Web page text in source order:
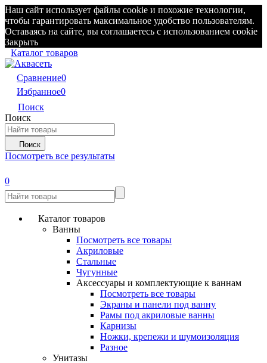
Наш сайт использует файлы cookie и похожие технологии,
чтобы гарантировать максимальное удобство пользователям.
Оставаясь на сайте, вы соглашаетесь с использованием cookie
Закрыть
Каталог товаров
Сравнение0
Избранное0
Поиск
Поиск
Поиск
Посмотреть все результаты
0
Каталог товаров
Ванны
Посмотреть все товары
Акриловые
Стальные
Чугунные
Аксессуары и комплектующие к ваннам
Посмотреть все товары
Экраны и панели под ванну
Рамы под акриловые ванны
Карнизы
Ножки, крепежи и шумоизоляция
Разное
Унитазы